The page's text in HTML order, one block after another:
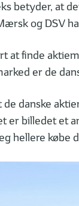
betyder, at
og DSV
at finde
er de
danske
billedet et
hellere købe